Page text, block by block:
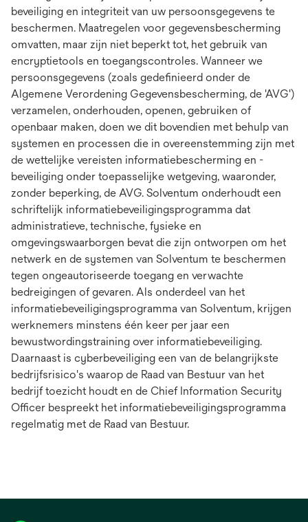
beveiliging en integriteit van uw persoonsgegevens te
beschermen. Maatregelen voor gegevensbescherming
omvatten, maar zijn niet beperkt tot, het gebruik van
encryptietools en toegangscontroles. Wanneer we
persoonsgegevens (zoals gedefinieerd onder de
Algemene Verordening Gegevensbescherming, de 'AVG')
verzamelen, onderhouden, openen, gebruiken of
openbaar maken, doen we dit bovendien met behulp van
systemen en processen die in overeenstemming zijn met
de wettelijke vereisten informatiebescherming en -
beveiliging onder toepasselijke wetgeving, waaronder,
zonder beperking, de AVG. Solventum onderhoudt een
schriftelijk informatiebeveiligingsprogramma dat
administratieve, technische, fysieke en
omgevingswaarborgen bevat die zijn ontworpen om het
netwerk en de systemen van Solventum te beschermen
tegen ongeautoriseerde toegang en verwachte
bedreigingen of gevaren. Als onderdeel van het
informatiebeveiligingsprogramma van Solventum, krijgen
werknemers minstens één keer per jaar een
bewustwordingstraining over informatiebeveiliging.
Daarnaast is cyberbeveiliging een van de belangrijkste
bedrijfsrisico's waarop de Raad van Bestuur van het
bedrijf toezicht houdt en de Chief Information Security
Officer bespreekt het informatiebeveiligingsprogramma
regelmatig met de Raad van Bestuur.